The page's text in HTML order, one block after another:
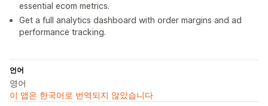
essential ecom metrics.
Get a full analytics dashboard with order margins and ad
performance tracking.
언어
영어
이 앱은 한국어로 번역되지 않았습니다